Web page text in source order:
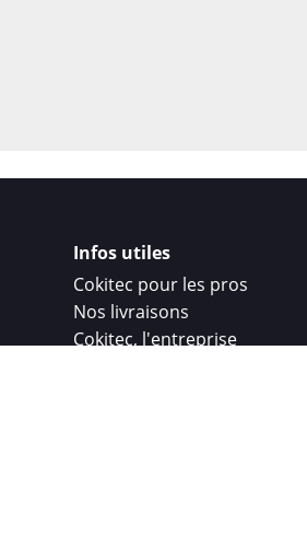
Infos utiles
Cokitec pour les pros
Nos livraisons
Cokitec, l'entreprise